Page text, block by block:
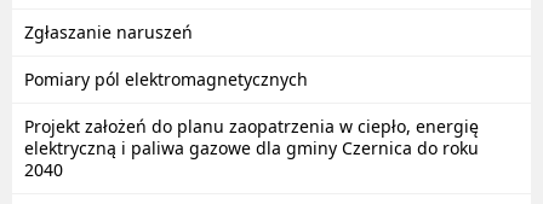
Zgłaszanie naruszeń
Pomiary pól elektromagnetycznych
Projekt założeń do planu zaopatrzenia w ciepło, energię
elektryczną i paliwa gazowe dla gminy Czernica do roku
2040